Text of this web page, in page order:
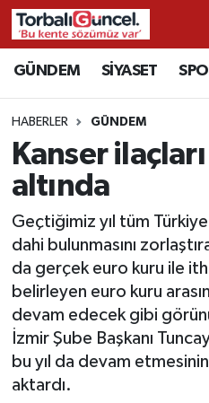
GÜNDEM SİYASET
HABERLER GÜNDEM
Kanser
altında
Geçtiğimiz yıl tüm
dahi bulunmasını
da gerçek euro kuru ile
belirleyen euro kuru
devam edecek gibi
İzmir Şube Başkanı Tuncay
bu yıl da devam
aktardı.
İzmir Nöbetçi
İzmir Hava Durumu
İzmir Namaz Vakitleri
Süper Lig Puan
Tüm Manşetler
Son Dakika Haberleri
Haber Arşivi